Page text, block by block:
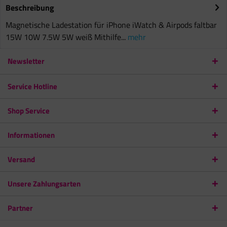
Beschreibung
Magnetische Ladestation für iPhone iWatch & Airpods faltbar
15W 10W 7.5W 5W weiß Mithilfe... mehr
Newsletter
Service Hotline
Shop Service
Informationen
Versand
Unsere Zahlungsarten
Partner